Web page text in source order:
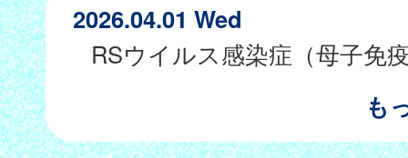
2026.04.01 Wed
も